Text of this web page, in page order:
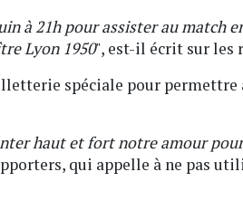
à 21h pour assister au match
Lyon 1950", est-il écrit sur les
spéciale pour
haut et fort notre amour
qui appelle à ne pas